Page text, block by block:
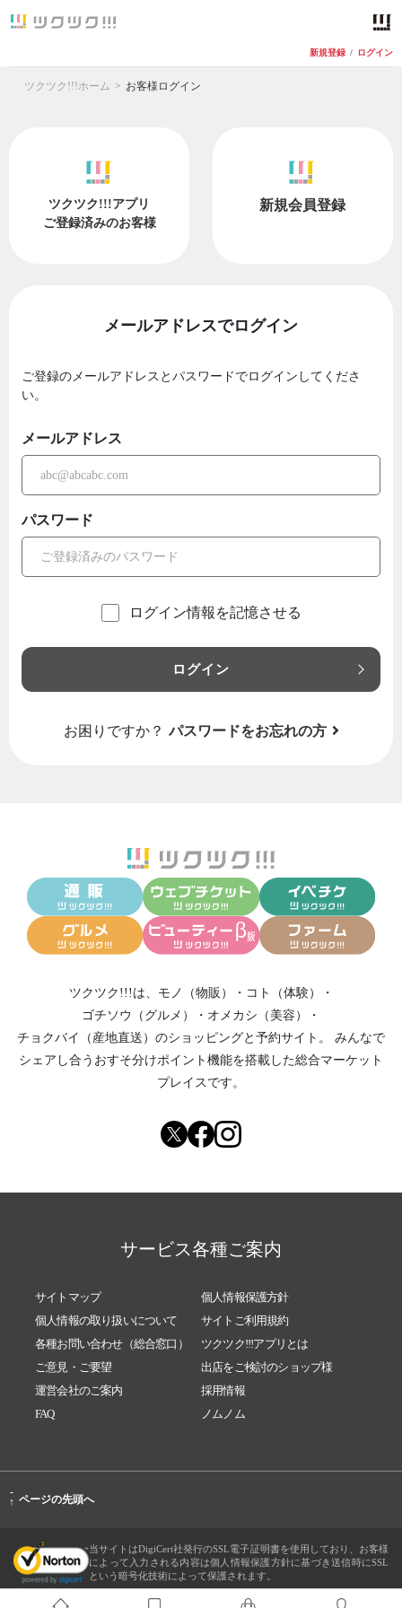
新規登録 / ログイン
ツクツク!!!ホーム お客様ログイン
ツクツク!!!アプリ
ご登録済みのお客様
新規会員登録
メールアドレスでログイン
ご登録のメールアドレスとパスワードでログインしてくださ
い。
メールアドレス
パスワード
ログイン情報を記憶させる
ログイン
お困りですか？ パスワードをお忘れの方
ツクツク!!!は、 モノ（物販） ・ コト（体験）
・
ゴチソウ（グルメ）
・ オメカシ（美容）
・
チョクバイ（産地直送） のショッピングと予約サイト。
みんなで
シェアし合う おすそ分けポイント機能を搭載した総合マーケット
プレイスです。
サービス各種ご案内
サイトマップ
個人情報保護方針
個人情報の取り扱いについて
サイトご利用規約
各種お問い合わせ（総合窓口）
ツクツク!!!アプリとは
ご意見・ご要望
出店をご検討のショップ様
運営会社のご案内
採用情報
FAQ
ノムノム
-
↑ ページの先頭へ
当サイトはDigiCert社発行のSSL電子証明書を使用しており、お客様
によって入力される内容は個人情報保護方針に基づき送信時にSSL
という暗号化技術によって保護されます。